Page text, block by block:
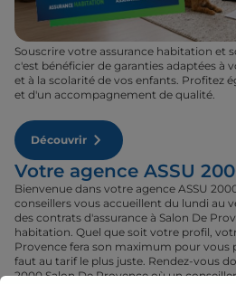
Souscrire votre assurance habitation et
c'est bénéficier de garanties adaptées à
et à la scolarité de vos enfants. Profitez
et d'un accompagnement de qualité.
Découvrir
Votre agence ASSU
Bienvenue dans votre agence ASSU
conseillers vous accueillent du lundi au
des contrats d'assurance à Salon De
habitation. Quel que soit votre profil,
Provence fera son maximum pour vous
faut au tarif le plus juste. Rendez-vous
2000 Salon De Provence où un